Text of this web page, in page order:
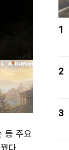
등 주요
다.
1
2
3